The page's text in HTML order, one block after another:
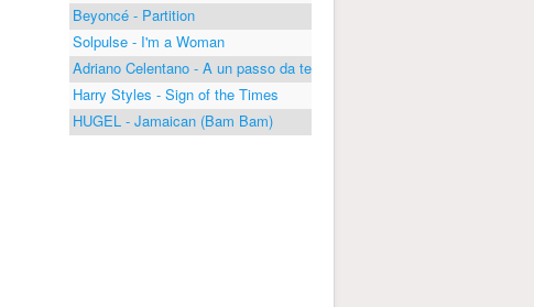
Beyoncé - Partition
Solpulse - I'm a Woman
Adriano Celentano - A un passo da te
Harry Styles - Sign of the Times
HUGEL - Jamaican (Bam Bam)